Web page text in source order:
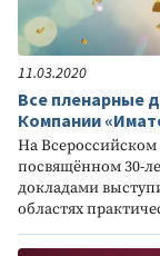
11.03.2020
Все пленарные
Компании
На Всероссийском
посвящённом 30-
докладами
областях